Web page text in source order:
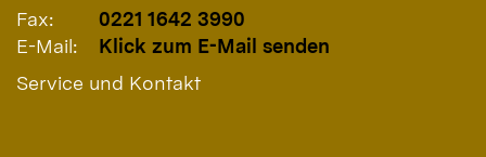
Fax:
0221 1642 3990
E-Mail:
Klick zum E-Mail senden
Service und Kontakt